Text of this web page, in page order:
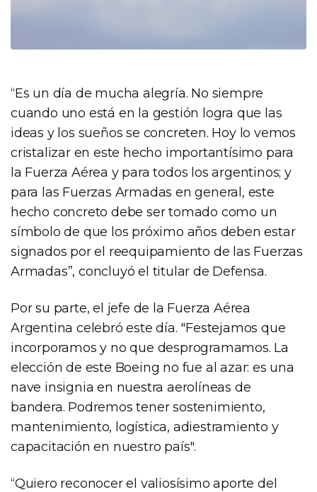
“Es un día de mucha alegría. No siempre
cuando uno está en la gestión logra que las
ideas y los sueños se concreten. Hoy lo vemos
cristalizar en este hecho importantísimo para
la Fuerza Aérea y para todos los argentinos; y
para las Fuerzas Armadas en general, este
hecho concreto debe ser tomado como un
símbolo de que los próximo años deben estar
signados por el reequipamiento de las Fuerzas
Armadas”, concluyó el titular de Defensa.
Por su parte, el jefe de la Fuerza Aérea
Argentina celebró este día. "Festejamos que
incorporamos y no que desprogramamos. La
elección de este Boeing no fue al azar: es una
nave insignia en nuestra aerolíneas de
bandera. Podremos tener sostenimiento,
mantenimiento, logística, adiestramiento y
capacitación en nuestro país".
“Quiero reconocer el valiosísimo aporte del